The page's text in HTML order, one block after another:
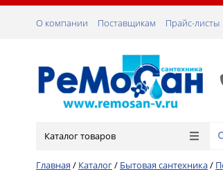
О компании Поставщикам Прайс-листы
Каталог товаров
Главная / Каталог/ Бытовая сантехника/